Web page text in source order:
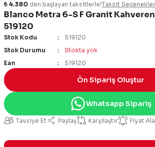
Blanco Metra 6-S F Granit
519120
₺ 4.380 den başlayan taksitlerle!Taksit
Stok Kodu
519120
Stok Durumu
Stokta yok
Ean
519120
Ön Sipariş Oluştur
Whatsapp Sipariş
Tavsiye Et Paylaş Karşılaştır Fiyat